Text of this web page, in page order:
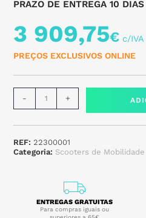
PRAZO DE ENTREGA 10
3 909,75€
PREÇOS EXCLUSIVOS ONLINE
- +
REF:22300001
Categoria: Scooters de Mobilidade
ENTREGAS GRATUITAS
Para compras iguais ou